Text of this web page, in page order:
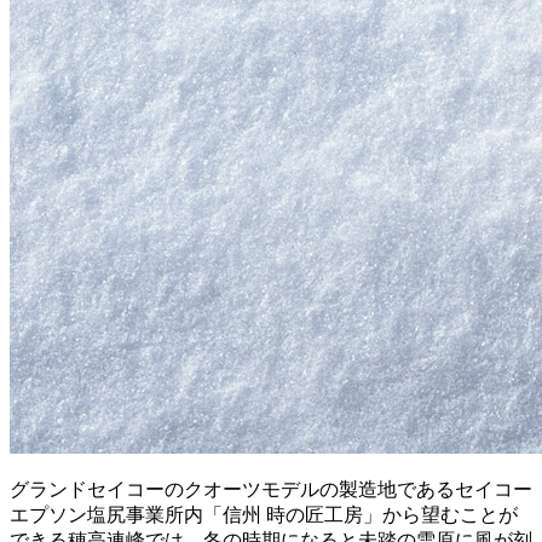
グランドセイコーのクオーツモデルの製造地であるセイコー
エプソン塩尻事業所内「信州 時の匠工房」から望むことが